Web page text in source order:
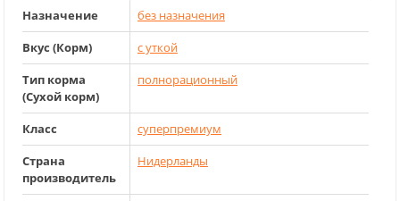
Назначение
без назначения
Вкус (Корм)
с уткой
Тип корма
(Сухой корм)
полнорационный
Класс
суперпремиум
Страна
производитель
Нидерланды